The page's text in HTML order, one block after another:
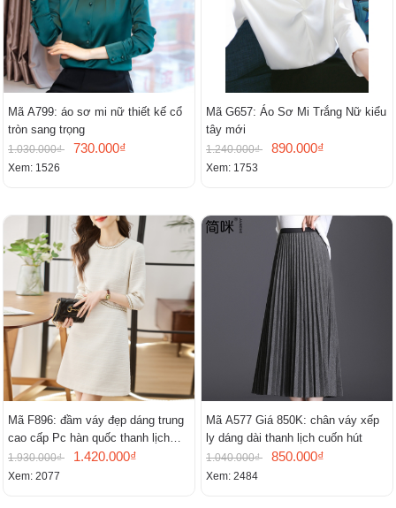
Mã A799: áo sơ mi nữ thiết kế cổ
tròn sang trọng
1.030.000₫ 730.000₫
Xem: 1526
Mã G657: Áo Sơ Mi Trắng Nữ kiểu
tây mới
1.240.000₫ 890.000₫
Xem: 1753
Mã F896: đầm váy đẹp dáng trung
cao cấp Pc hàn quốc thanh lịch
mới
1.930.000₫ 1.420.000₫
Xem: 2077
Mã A577 Giá 850K: chân váy xếp
ly dáng dài thanh lịch cuốn hút
1.040.000₫ 850.000₫
Xem: 2484